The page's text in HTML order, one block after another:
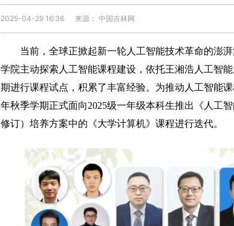
2025-04-29 16:36 来源： 中国吉林网
当前，全球正掀起新一轮人工智能技术革命的澎湃
学院主动探索人工智能课程建设，依托王湘浩人工智
期进行课程试点，积累了丰富经验。为推动人工智能
年秋季学期正式面向2025级一年级本科生推出《人工
修订）培养方案中的《大学计算机》课程进行迭代。